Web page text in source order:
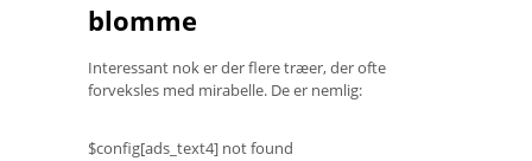
blomme
Interessant nok er der flere træer, der ofte
forveksles med mirabelle. De er nemlig:
$config[ads_text4] not found